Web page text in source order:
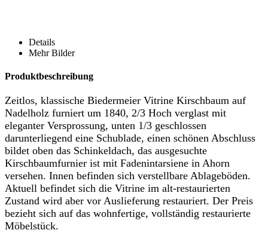
Details
Mehr Bilder
Produktbeschreibung
Zeitlos, klassische Biedermeier Vitrine Kirschbaum auf
Nadelholz furniert um 1840, 2/3 Hoch verglast mit
eleganter Versprossung, unten 1/3 geschlossen
darunterliegend eine Schublade, einen schönen Abschluss
bildet oben das Schinkeldach, das ausgesuchte
Kirschbaumfurnier ist mit Fadenintarsiene in Ahorn
versehen. Innen befinden sich verstellbare Ablageböden.
Aktuell befindet sich die Vitrine im alt-restaurierten
Zustand wird aber vor Auslieferung restauriert. Der Preis
bezieht sich auf das wohnfertige, vollständig restaurierte
Möbelstück.